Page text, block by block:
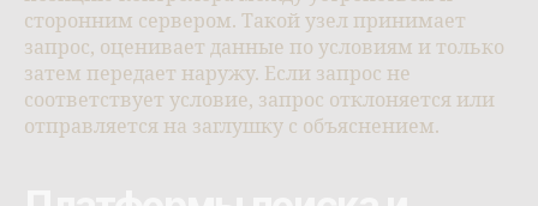
сторонним сервером. Такой узел принимает
запрос, оценивает данные по условиям и только
затем передает наружу. Если запрос не
соответствует условие, запрос отклоняется или
отправляется на заглушку с объяснением.